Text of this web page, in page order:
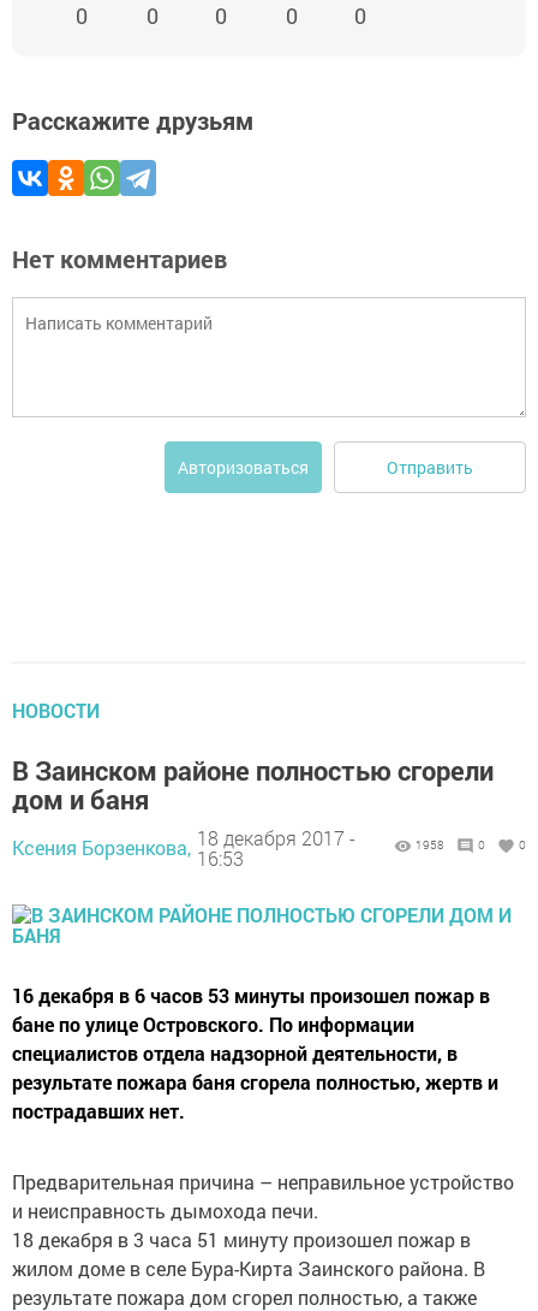
0 0 0 0 0
Расскажите друзьям
Нет комментариев
Авторизоваться Отправить
НОВОСТИ
В Заинском районе полностью сгорели
дом и баня
Ксения Борзенкова, 18 декабря 2017 -
16:53
1958 0 0
16 декабря в 6 часов 53 минуты произошел пожар в
бане по улице Островского. По информации
специалистов отдела надзорной деятельности, в
результате пожара баня сгорела полностью, жертв и
пострадавших нет.
Предварительная причина – неправильное устройство
и неисправность дымохода печи.
18 декабря в 3 часа 51 минуту произошел пожар в
жилом доме в селе Бура-Кирта Заинского района. В
результате пожара дом сгорел полностью, а также